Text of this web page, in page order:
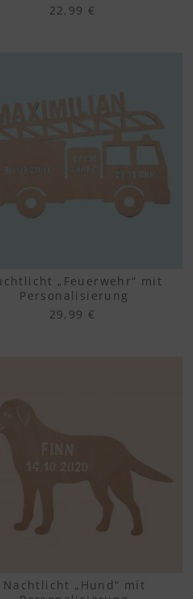
22,99 €
„Feuerwehr“ mit
Personalisierung
29,99 €
Nachtlicht „Hund“ mit